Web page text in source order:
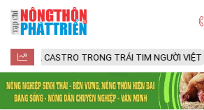
FIDEL CASTRO TRONG TRÁI TIM NGƯỜI VIỆT